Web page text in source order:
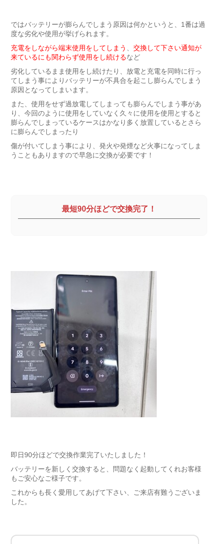
ではバッテリーが膨らんでしまう原因は何かというと、1番は過
度な劣化や使用が挙げられます。
充電をしながら端末使用をしてしまう
交換して下さい通知が
来ているにも関わらず使用をし続けるなど
劣化しているまま使用をし続けたり、放電と充電を同時に行っ
てしまう事によりバッテリーが不具合を起こし膨らんでしまう
原因となってしまいます。
また、使用をせず過放電してしまっても膨らんでしまう事があ
り、今回のように使用をしていなく久々に使用を使用とすると
膨らんでしまっているケースはかなり多く放置しているとさら
に膨らんでしまったり
傷が付いてしまう事により、発火や発煙など火事になってしま
うこともありますので早急に交換が必要です！
最短90分ほどで交換完了！
即日90分ほどで交換作業完了いたしました！
バッテリーを新しく交換すると、問題なく起動してくれお客様
もご安心なご様子です。
これからも長く愛用してあげて下さい、ご来店有難うございま
した。